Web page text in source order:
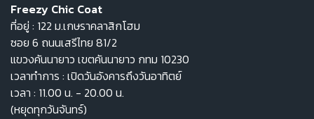
Freezy Chic Coat
ที่อยู่ : 122 ม.เกษราคลาสิกโฮม
ซอย 6 ถนนเสรีไทย 81/2
แขวงคันนายาว เขตคันนายาว กทม 10230
เวลาทำการ : เปิดวันอังคารถึงวันอาทิตย์
เวลา : 11.00 น. - 20.00 น.
(หยุดทุกวันจันทร์)